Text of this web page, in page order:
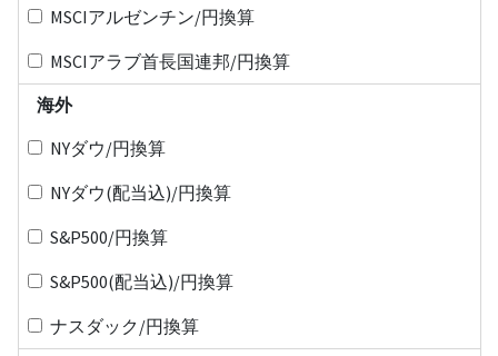
MSCIアルゼンチン/円換算
MSCIアラブ首長国連邦/円換算
海外
NYダウ/円換算
NYダウ(配当込)/円換算
S&P500/円換算
S&P500(配当込)/円換算
ナスダック/円換算